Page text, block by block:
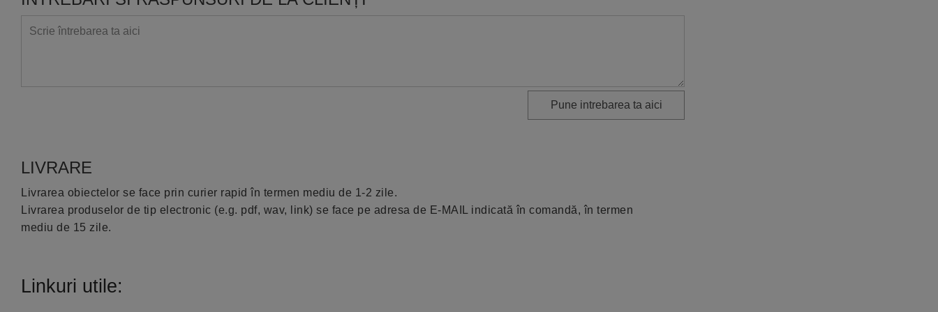
Pune intrebarea ta aici
LIVRARE
Livrarea obiectelor se face prin curier rapid în termen mediu de 1-2 zile.
Livrarea produselor de tip electronic (e.g. pdf, wav, link) se face pe adresa de E-MAIL indicată în comandă, în termen
mediu de 15 zile.
Linkuri utile: